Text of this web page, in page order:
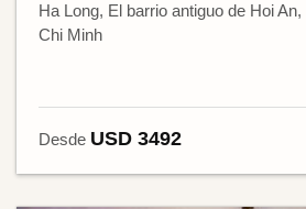
Ha Long, El barrio antiguo de Hoi
Chi Minh
Desde USD 3492